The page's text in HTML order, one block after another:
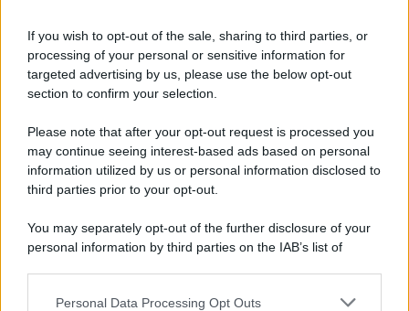
If you wish to opt-out of the sale, sharing to third parties, or
processing of your personal or sensitive information for
targeted advertising by us, please use the below opt-out
section to confirm your selection.
Please note that after your opt-out request is processed you
may continue seeing interest-based ads based on personal
information utilized by us or personal information disclosed to
third parties prior to your opt-out.
You may separately opt-out of the further disclosure of your
personal information by third parties on the IAB’s list of
This information may also be disclosed by us to third parties
Personal Data Processing Opt Outs
© 2026 - Pianeta Design - P.IVA 04827280654 - Testata
1336/2020
ISCRIZIONE AL ROC N. 35792 – ISCRITTA ALL’ANSO
(ASSOCIAZIONE NAZIONALE STAMPA ONLINE)
PREFERENZE PRIVACY
MAPPA DEL SITO